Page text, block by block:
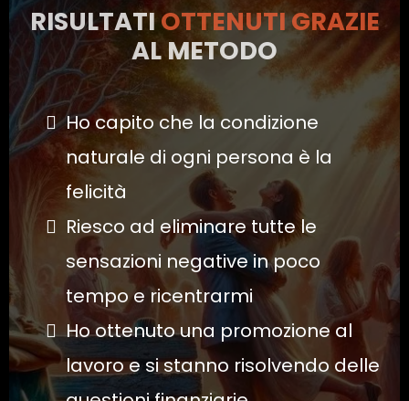
RISULTATI OTTENUTIGRAZIE
AL METODO
Ho capito che la condizione
naturale di ogni persona è la
felicità
Riesco ad eliminare tutte le
sensazioni negative in poco
tempo e ricentrarmi
Ho ottenuto una promozione al
lavoro e si stanno risolvendo delle